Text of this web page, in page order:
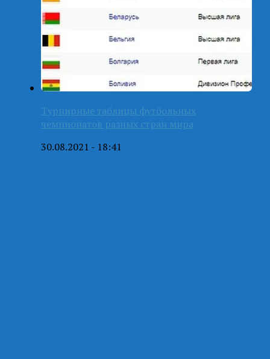
Турнирные таблицы футбольных
чемпионатов разных стран мира
30.08.2021 - 18:41